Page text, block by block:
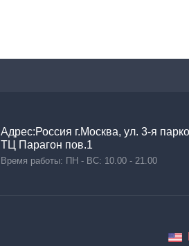
Адрес:Россия г.Москва, ул. 3-я
ТЦ Парагон пов.1
Время работы: ПН - ВС: 10.00 - 21.00